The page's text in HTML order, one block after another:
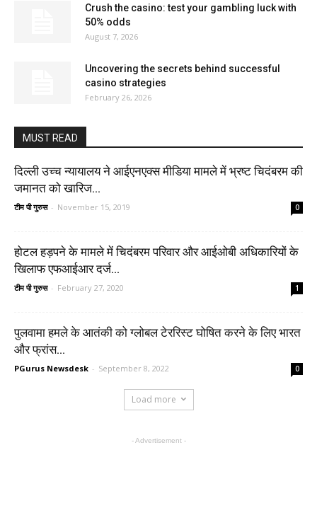
Crush the casino: test your gambling luck with
50% odds
August 7, 2026
Uncovering the secrets behind successful
casino strategies
February 26, 2026
MUST READ
दिल्ली उच्च न्यायालय ने आईएनएक्स मीडिया मामले में भ्रष्ट चिदंबरम की
जमानत को खारिज...
टीम पी गुरुस - November 15, 2019 0
होटल हड़पने के मामले में चिदंबरम परिवार और आईओबी अधिकारियों के
खिलाफ एफआईआर दर्ज...
टीम पी गुरुस - February 27, 2020 1
पुलवामा हमले के आतंकी को ग्लोबल टेररिस्ट घोषित करने के लिए भारत
और फ्रांस...
PGurus Newsdesk - September 8, 2022 0
Load more
- Advertisement -